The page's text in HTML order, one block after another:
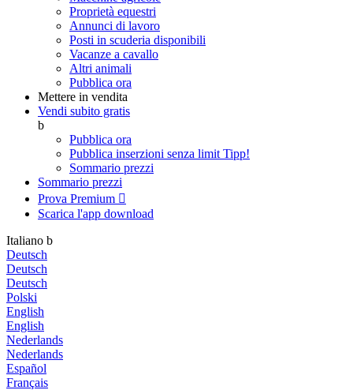
Proprietà equestri
Annunci di lavoro
Posti in scuderia disponibili
Vacanze a cavallo
Altri animali
Pubblica ora
Mettere in vendita
Vendi subito gratis
b
Pubblica ora
Pubblica inserzioni senza limit Tipp!
Sommario prezzi
Sommario prezzi
Prova Premium 
Scarica l'app download
Italiano b
Deutsch
Deutsch
Deutsch
Polski
English
English
Nederlands
Nederlands
Español
Français